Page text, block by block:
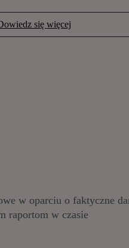
się więcej
w oparciu o faktyczne
raportom w czasie